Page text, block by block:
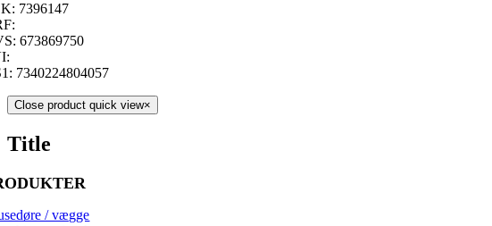
7396147
673869750
7340224804057
Close product quick view×
Title
/ vægge